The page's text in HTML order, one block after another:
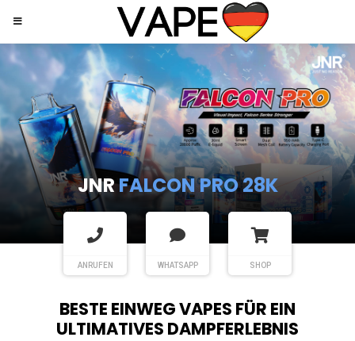
JNRSHISHA HOOKAH MAX
ANRUFEN WHATSAPP SHOP
BESTE EINWEG VAPES FÜR EIN
ULTIMATIVES DAMPFERLEBNIS